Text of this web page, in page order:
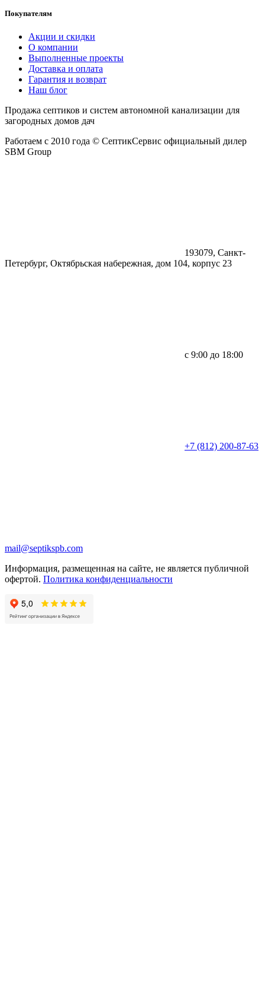
Покупателям
Акции и скидки
О компании
Выполненные проекты
Доставка и оплата
Гарантия и возврат
Наш блог
Продажа септиков и систем автономной канализации для
загородных домов дач
Работаем с 2010 года © СептикСервис официальный дилер
SBM Group
193079, Санкт-
Петербург, Октябрьская набережная, дом 104, корпус 23
с 9:00 до 18:00
+7 (812) 200-87-63
mail@septikspb.com
Информация, размещенная на сайте, не является публичной
офертой. Политика конфиденциальности